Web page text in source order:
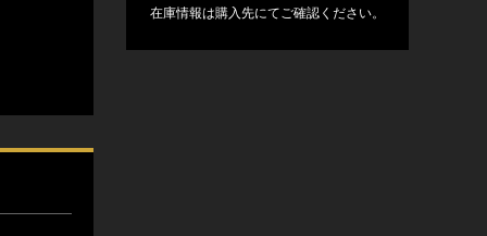
在庫情報は購入先にてご確認ください。